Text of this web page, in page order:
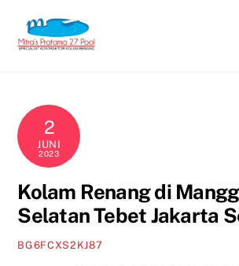
content
2
JUNI
2023
Kolam Renang di
Selatan Tebet Jakarta
BG6FCXS2KJ87